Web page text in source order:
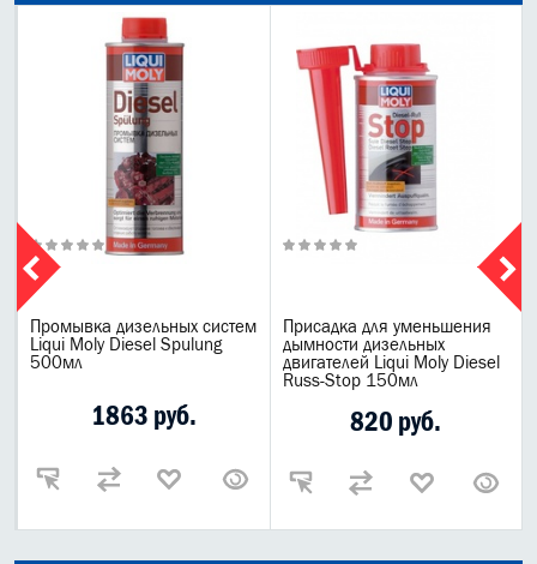
Промывка дизельных систем
Liqui Moly Diesel Spulung
500мл
1863 руб.
Присадка для уменьшения
дымности дизельных
двигателей Liqui Moly Diesel
Russ-Stop 150мл
820 руб.